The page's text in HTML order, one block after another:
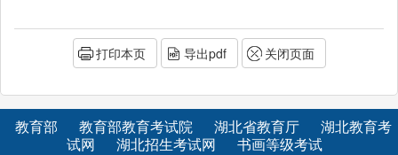
打印本页 导出pdf 关闭页面
教育部 教育部教育考试院 湖北省教育厅
湖北教育考
试网
湖北招生考试网 书画等级考试